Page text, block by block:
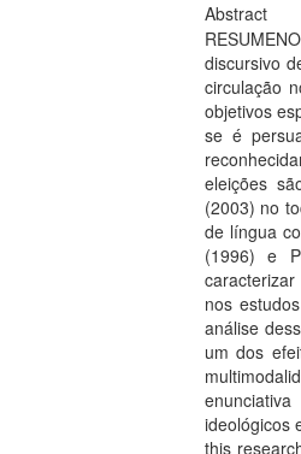
Abstract
discursivo
circulação
objetivos
se é
eleições
(2003) no
de língua
(1996) e
nos
análise
um dos
ideológicos
this